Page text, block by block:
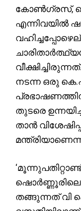
കോണ്‍ഗ്രസ്,
എന്നിവയില്‍
നടന്ന ഒരു
തുടരെ
താന്‍
തങ്ങുന്നത് വി